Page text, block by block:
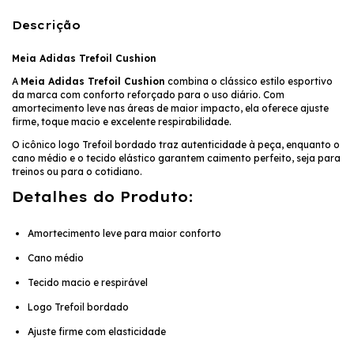
Descrição
Meia Adidas Trefoil Cushion
A Meia Adidas Trefoil Cushion combina o clássico estilo esportivo
da marca com conforto reforçado para o uso diário. Com
amortecimento leve nas áreas de maior impacto, ela oferece ajuste
firme, toque macio e excelente respirabilidade.
O icônico logo Trefoil bordado traz autenticidade à peça, enquanto o
cano médio e o tecido elástico garantem caimento perfeito, seja para
treinos ou para o cotidiano.
Detalhes do Produto:
Amortecimento leve para maior conforto
Cano médio
Tecido macio e respirável
Logo Trefoil bordado
Ajuste firme com elasticidade